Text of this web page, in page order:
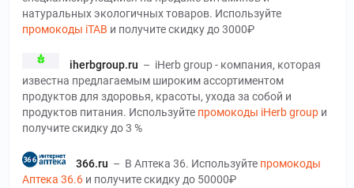
натуральных экологичных товаров. Используйте
промокоды iTAB и получите скидку до 3000₽
iherbgroup.ru – iHerb group - компания, которая
известна предлагаемым широким ассортиментом
продуктов для здоровья, красоты, ухода за собой и
продуктов питания. Используйте промокоды iHerb group и
получите скидку до 3 %
366.ru – В Аптека 36. Используйте промокоды
Аптека 36.6 и получите скидку до 50000₽